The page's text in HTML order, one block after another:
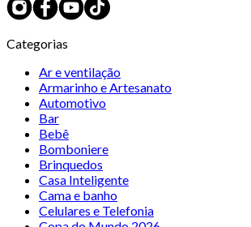
Categorias
Ar e ventilação
Armarinho e Artesanato
Automotivo
Bar
Bebê
Bomboniere
Brinquedos
Casa Inteligente
Cama e banho
Celulares e Telefonia